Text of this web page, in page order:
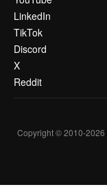
LinkedIn
TikTok
Discord
X
Reddit
Copyright © 2010-2026